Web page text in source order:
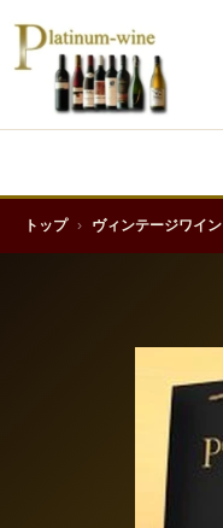
トップ › ヴィンテージワイン